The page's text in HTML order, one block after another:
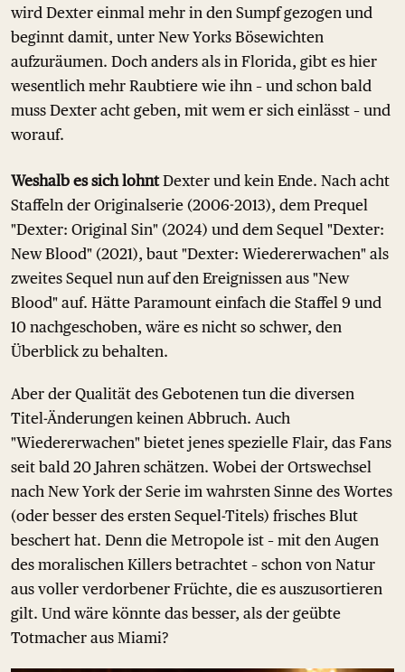
wird Dexter einmal mehr in den Sumpf gezogen und
beginnt damit, unter New Yorks Bösewichten
aufzuräumen. Doch anders als in Florida, gibt es hier
wesentlich mehr Raubtiere wie ihn – und schon bald
muss Dexter acht geben, mit wem er sich einlässt – und
worauf.
Weshalb es sich lohntDexter und kein Ende. Nach acht
Staffeln der Originalserie (2006-2013), dem Prequel
"Dexter: Original Sin" (2024) und dem Sequel "Dexter:
New Blood" (2021), baut "Dexter: Wiedererwachen" als
zweites Sequel nun auf den Ereignissen aus "New
Blood" auf. Hätte Paramount einfach die Staffel 9 und
10 nachgeschoben, wäre es nicht so schwer, den
Überblick zu behalten.
Aber der Qualität des Gebotenen tun die diversen
Titel-Änderungen keinen Abbruch. Auch
"Wiedererwachen" bietet jenes spezielle Flair, das Fans
seit bald 20 Jahren schätzen. Wobei der Ortswechsel
nach New York der Serie im wahrsten Sinne des Wortes
(oder besser des ersten Sequel-Titels) frisches Blut
beschert hat. Denn die Metropole ist – mit den Augen
des moralischen Killers betrachtet – schon von Natur
aus voller verdorbener Früchte, die es auszusortieren
gilt. Und wäre könnte das besser, als der geübte
Totmacher aus Miami?